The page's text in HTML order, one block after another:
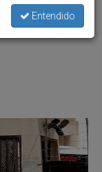
Entendido